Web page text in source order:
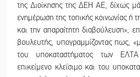
της Διοίκησης της ΔΕΗ ΑΕ, δίχως
ενημέρωση της τοπικής κοινωνίας ή
και την απαραίτητη διαβούλευση»,
βουλευτής, υπογραμμίζοντας πως,
του υποκαταστήματος των
επικείμενο κλείσιμο και του